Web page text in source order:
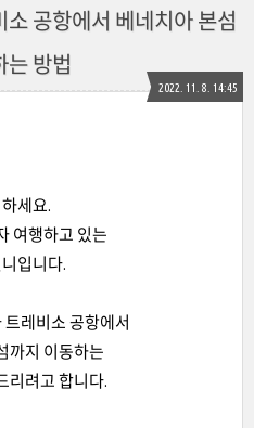
공항에서 베네치아 본섬
는 방법
2022. 11. 8. 14:45
세요.
여행하고 있는
입니다.
레비소 공항에서
까지 이동하는
리려고 합니다.